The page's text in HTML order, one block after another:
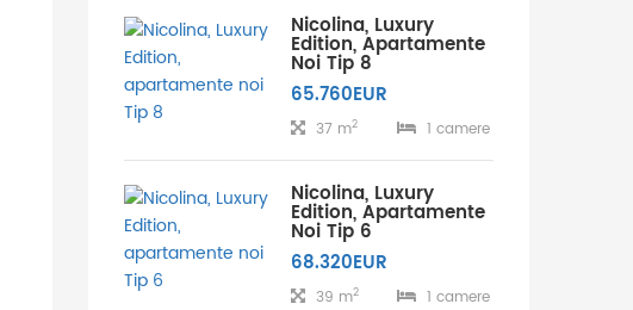
Nicolina, Luxury
Edition, Apartamente
Noi Tip 8
65.760EUR
37 m2 1 camere
Nicolina, Luxury
Edition, Apartamente
Noi Tip 6
68.320EUR
39 m2 1 camere